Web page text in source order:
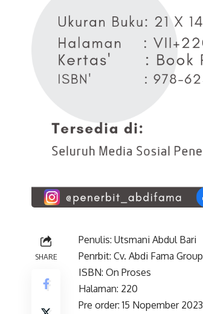
SHARE
Penulis: Utsmani Abdul Bari
Penrbit: Cv. Abdi Fama Group
ISBN: On Proses
Halaman: 220
Pre order: 15 Nopember 2023